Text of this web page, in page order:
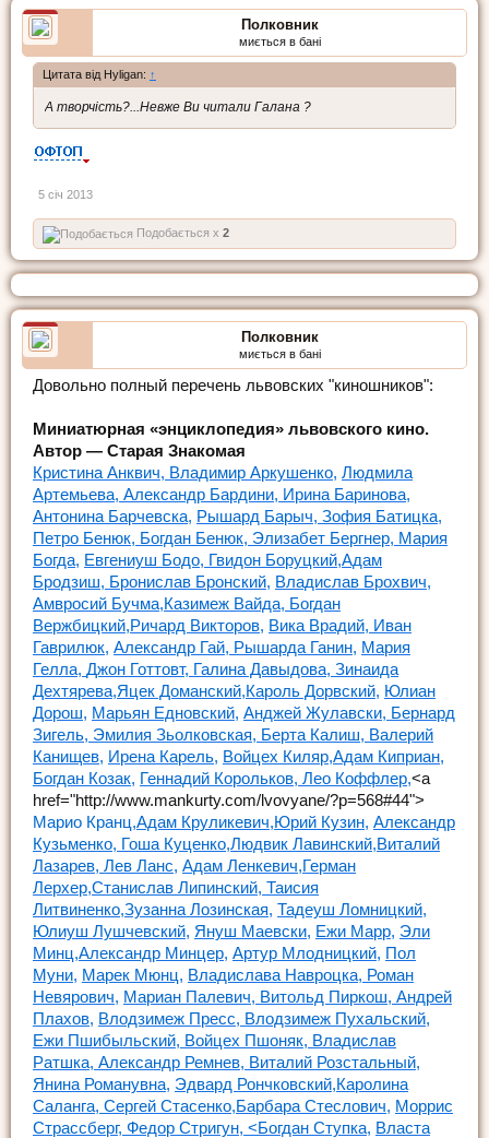
Полковник
миється в бані
Цитата від Hyligan: ↑
А творчість?...Невже Ви читали Галана ?
5 січ 2013
Подобається x 2
Полковник
миється в бані
Довольно полный перечень львовских "киношников":
Миниатюрная «энциклопедия» львовского кино.
Автор — Старая Знакомая
Кристина Анквич, Владимир Аркушенко, Людмила
Артемьева, Александр Бардини, Ирина Баринова,
Антонина Барчевска, Рышард Барыч, Зофия Батицка,
Петро Бенюк, Богдан Бенюк, Элизабет Бергнер, Мария
Богда, Евгениуш Бодо, Гвидон Боруцкий,Адам
Бродзиш, Бронислав Бронский, Владислав Брохвич,
Амвросий Бучма,Казимеж Вайда, Богдан
Вержбицкий,Ричард Викторов, Вика Врадий, Иван
Гаврилюк, Александр Гай, Рышарда Ганин, Мария
Гелла, Джон Готтовт, Галина Давыдова, Зинаида
Дехтярева,Яцек Доманский,Кароль Дорвский, Юлиан
Дорош, Марьян Едновский, Анджей Жулавски, Бернард
Зигель, Эмилия Зьолковская, Берта Калиш, Валерий
Канищев, Ирена Карель, Войцех Киляр,Адам Киприан,
Богдан Козак, Геннадий Корольков, Лео Коффлер,<a
href="http://www.mankurty.com/lvovyane/?p=568#44">
Марио Кранц,Адам Круликевич,Юрий Кузин, Александр
Кузьменко, Гоша Куценко,Людвик Лавинский,Виталий
Лазарев, Лев Ланс, Адам Ленкевич,Герман
Лерхер,Станислав Липинский, Таисия
Литвиненко,Зузанна Лозинская, Тадеуш Ломницкий,
Юлиуш Лушчевский, Януш Маевски, Ежи Марр, Эли
Минц,Александр Минцер, Артур Млодницкий, Пол
Муни, Марек Мюнц, Владислава Навроцка, Роман
Невярович, Мариан Палевич, Витольд Пиркош, Андрей
Плахов, Влодзимеж Пресс, Влодзимеж Пухальский,
Ежи Пшибыльский, Войцех Пшоняк, Владислав
Ратшка, Александр Ремнев, Виталий Розстальный,
Янина Романувна, Эдвард Рончковский,Каролина
Саланга, Сергей Стасенко,Барбара Стеслович, Моррис
Страссберг, Федор Стригун, <Богдан Ступка, Власта